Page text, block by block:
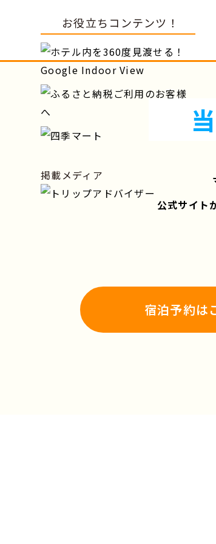
お役立ちコンテンツ！
掲載メディア
公式サイト
宿泊予約は